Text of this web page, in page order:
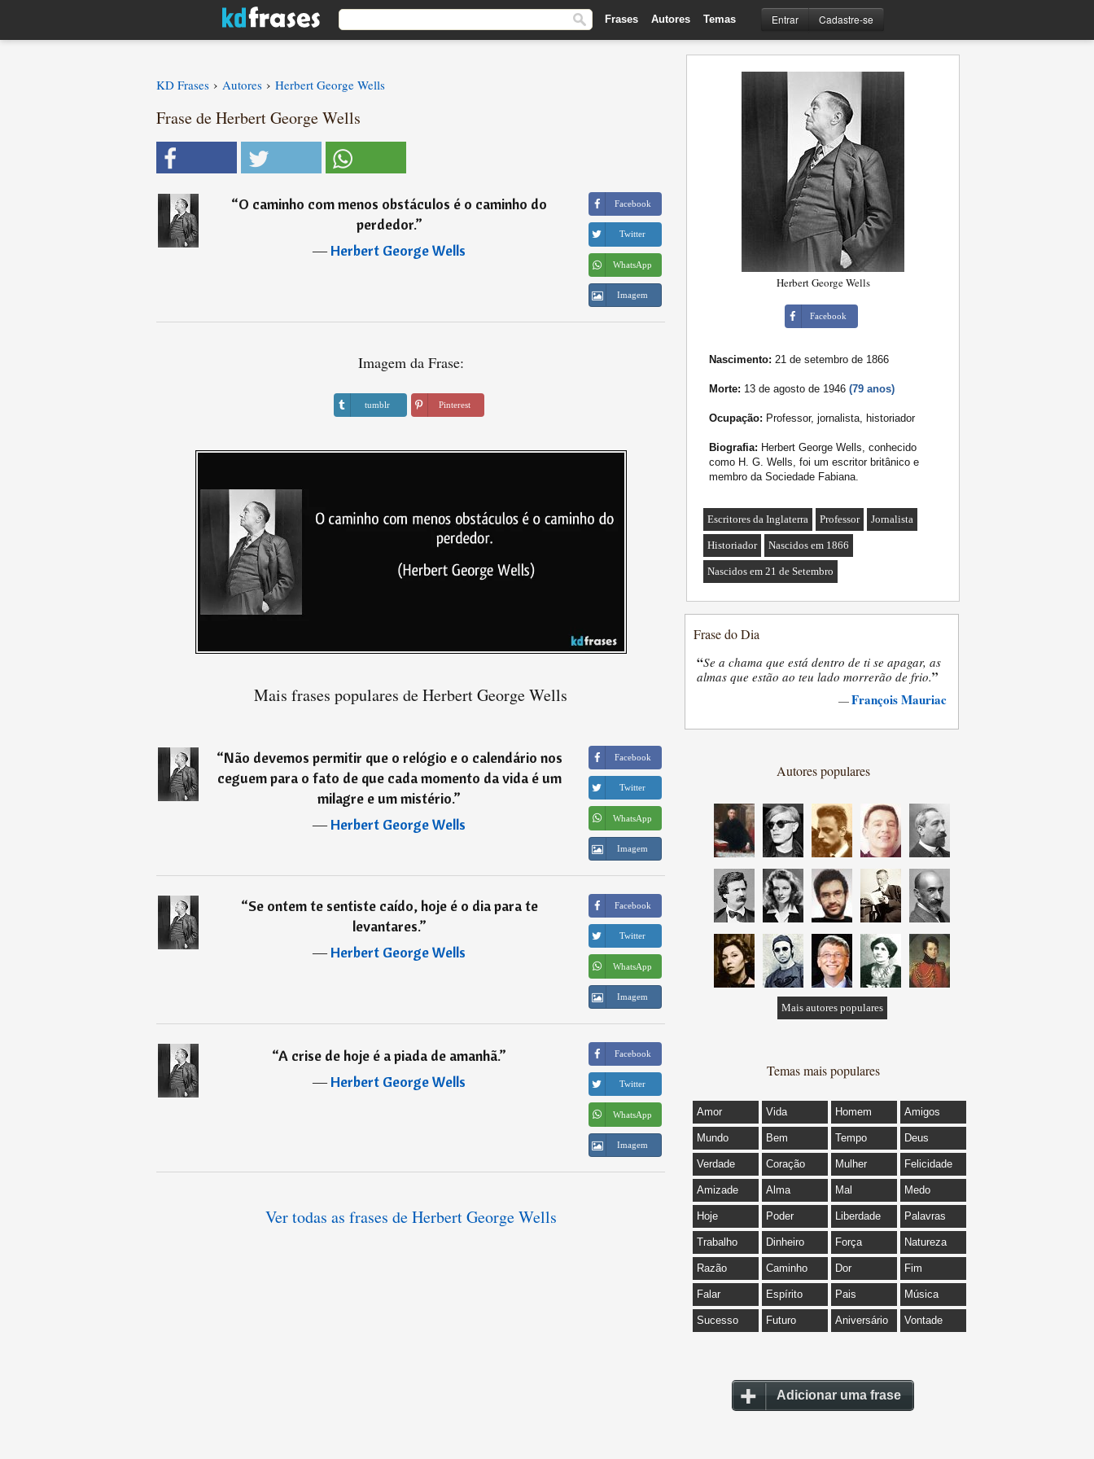
Frases Autores Temas Entrar Cadastre-se
KD Frases › Autores › Herbert George Wells
Frase de Herbert George Wells
“O caminho com menos obstáculos é o caminho do
perdedor.”
―Herbert George Wells
Facebook
Twitter
WhatsApp
Imagem
Imagem da Frase:
tumblr Pinterest
Mais frases populares de Herbert George Wells
“Não devemos permitir que o relógio e o calendário nos
ceguem para o fato de que cada momento da vida é um
milagre e um mistério.”
―Herbert George Wells
Facebook
Twitter
WhatsApp
Imagem
“Se ontem te sentiste caído, hoje é o dia para te
levantares.”
―Herbert George Wells
Facebook
Twitter
WhatsApp
Imagem
“A crise de hoje é a piada de amanhã.”
―Herbert George Wells
Facebook
Twitter
WhatsApp
Imagem
Ver todas as frases de Herbert George Wells
Herbert George Wells
Facebook
Nascimento: 21 de setembro de 1866
Morte: 13 de agosto de 1946 (79 anos)
Ocupação: Professor, jornalista, historiador
Biografia: Herbert George Wells, conhecido
como H. G. Wells, foi um escritor britânico e
membro da Sociedade Fabiana.
Escritores da Inglaterra Professor Jornalista
Historiador Nascidos em 1866
Nascidos em 21 de Setembro
Frase do Dia
“Se a chama que está dentro de ti se apagar, as
almas que estão ao teu lado morrerão de frio.”
—François Mauriac
Autores populares
Mais autores populares
Temas mais populares
Amor Vida Homem Amigos
Mundo Bem Tempo Deus
Verdade Coração Mulher Felicidade
Amizade Alma Mal Medo
Hoje Poder Liberdade Palavras
Trabalho Dinheiro Força Natureza
Razão Caminho Dor Fim
Falar Espírito Pais Música
Sucesso Futuro Aniversário Vontade
Adicionar uma frase